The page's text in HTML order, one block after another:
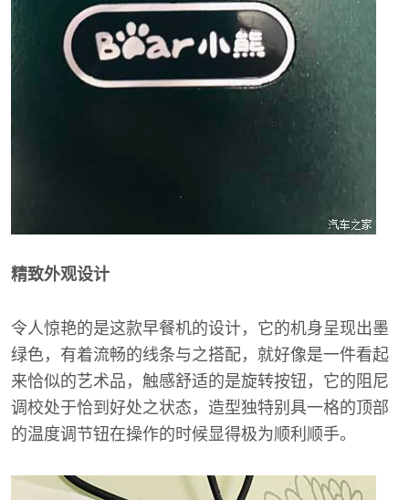
精致外观设计
令人惊艳的是这款早餐机的设计，它的机身呈现出墨
绿色，有着流畅的线条与之搭配，就好像是一件看起
来恰似的艺术品，触感舒适的是旋转按钮，它的阻尼
调校处于恰到好处之状态，造型独特别具一格的顶部
的温度调节钮在操作的时候显得极为顺利顺手。